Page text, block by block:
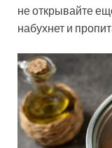
не открывайте
набухнет и